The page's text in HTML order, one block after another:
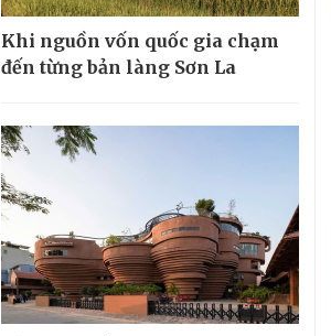
Khi nguồn vốn quốc gia chạm
đến từng bản làng Sơn La